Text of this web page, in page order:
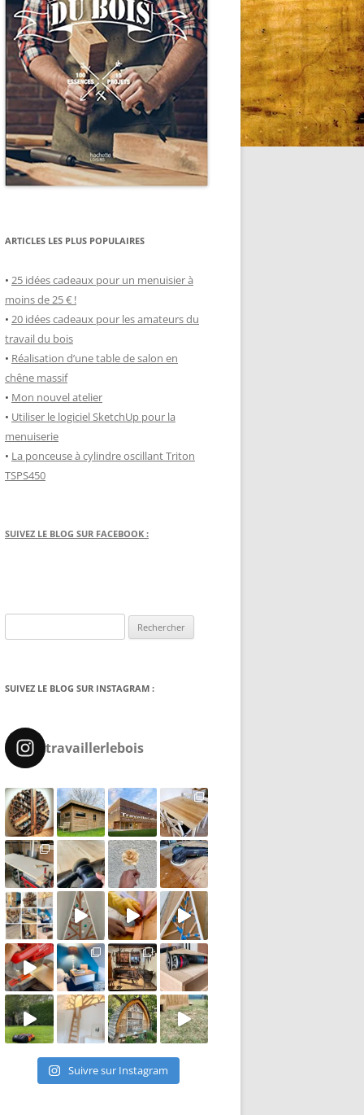
ARTICLES LES PLUS POPULAIRES
• 25 idées cadeaux pour un menuisier à
moins de 25 € !
• 20 idées cadeaux pour les amateurs du
travail du bois
• Réalisation d’une table de salon en
chêne massif
• Mon nouvel atelier
• Utiliser le logiciel SketchUp pour la
menuiserie
• La ponceuse à cylindre oscillant Triton
TSPS450
SUIVEZ LE BLOG SUR FACEBOOK :
SUIVEZ LE BLOG SUR INSTAGRAM :
travaillerlebois
Suivre sur Instagram